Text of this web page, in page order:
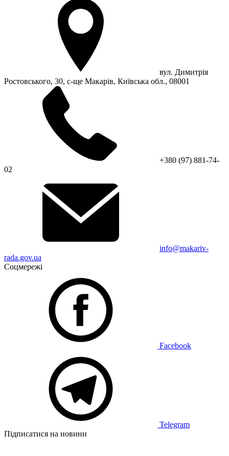
вул. Димитрія
Ростовського, 30, с-ще Макарів, Київська обл., 08001
+380 (97) 881-74-
02
info@makariv-
rada.gov.ua
Соцмережі
Facebook
Telegram
Підписатися на новини